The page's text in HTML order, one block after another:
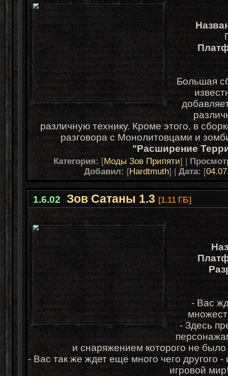
Большая
различную технику. Кроме этого, в
разговора с Монолитовцами и
"Расширение
Категория: [Моды Зов Припяти] |
Добавил: [Hardtmuth] | Дата: [
1.6.02 Зов Сатаны 1.3 [1.11 ГБ]
- Вас
-Здесь
и снаряжением которого не было
-Вас так же ждет еще много чего
игровой